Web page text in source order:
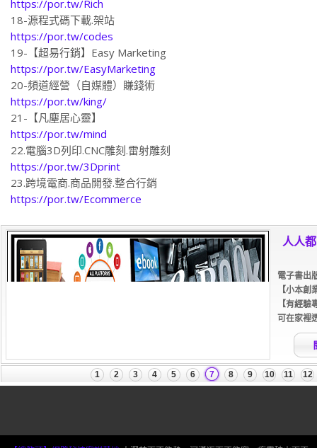
18-源程式碼下載.架站
https://por.tw/codes
19-【超易行銷】Easy Marketing
https://por.tw/EasyMarketing
20-頻道經營（自媒體）賺錢術
https://por.tw/king/
21-【凡塵居心靈】
https://por.tw/mind
22.電腦3D列印.CNC雕刻.雷射雕刻
https://por.tw/3Dprint
23.跨境電商.商品開發.整合行銷
https://por.tw/Ecommerce
【總教頭】網路秘技密訓基地大澤焚而不能熱，河漢冱而不能寒。疾雷破山而不